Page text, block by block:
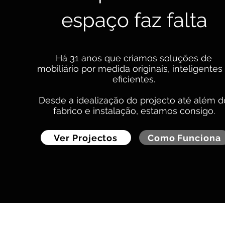
espaço faz falta
Há 31 anos que criamos soluções de
mobiliário por medida originais, inteligentes
eficientes.
Desde a idealização do projecto até além
fabrico e instalação, estamos consigo.
Ver Projectos Como Funciona